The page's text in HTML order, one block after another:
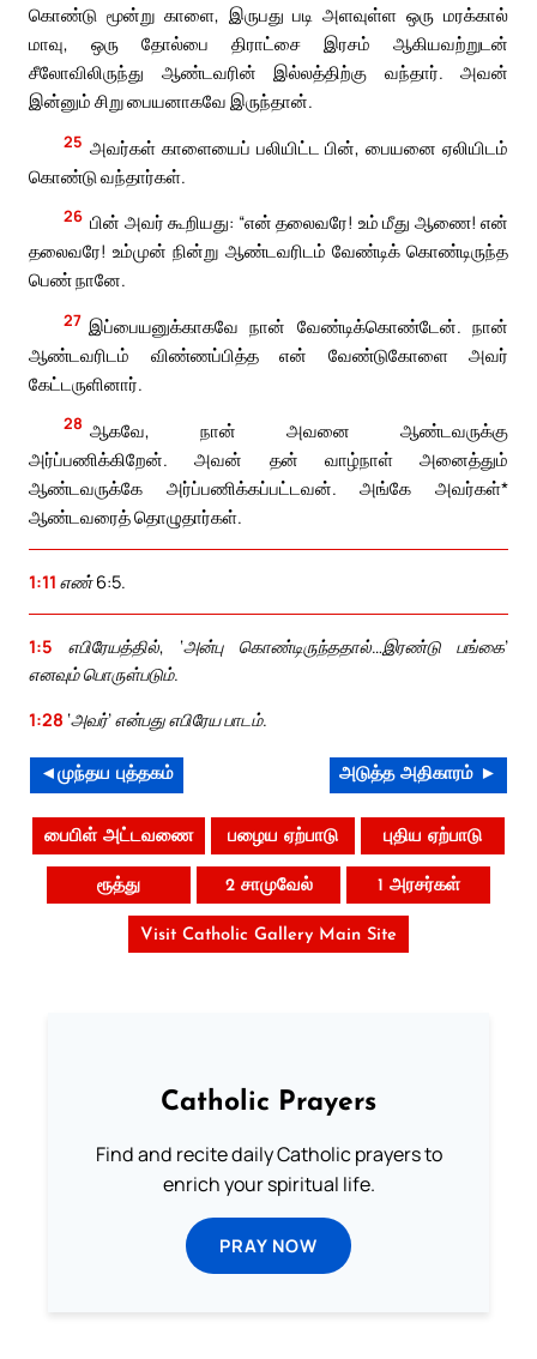
கொண்டு மூன்று காளை, இருபது படி அளவுள்ள ஒரு மரக்கால்
மாவு, ஒரு தோல்பை திராட்சை இரசம் ஆகியவற்றுடன்
சீலோவிலிருந்து ஆண்டவரின் இல்லத்திற்கு வந்தார். அவன்
இன்னும் சிறு பையனாகவே இருந்தான்.
25 அவர்கள் காளையைப் பலியிட்ட பின், பையனை ஏலியிடம்
கொண்டு வந்தார்கள்.
26 பின் அவர் கூறியது: “என் தலைவரே! உம் மீது ஆணை! என்
தலைவரே! உம்முன் நின்று ஆண்டவரிடம் வேண்டிக் கொண்டிருந்த
பெண் நானே.
27 இப்பையனுக்காகவே நான் வேண்டிக்கொண்டேன். நான்
ஆண்டவரிடம் விண்ணப்பித்த என் வேண்டுகோளை அவர்
கேட்டருளினார்.
28 ஆகவே, நான் அவனை ஆண்டவருக்கு
அர்ப்பணிக்கிறேன். அவன் தன் வாழ்நாள் அனைத்தும்
ஆண்டவருக்கே அர்ப்பணிக்கப்பட்டவன். அங்கே அவர்கள்*
ஆண்டவரைத் தொழுதார்கள்.
1:11 எண் 6:5.
1:5
எபிரேயத்தில், ‘அன்பு கொண்டிருந்ததால்…இரண்டு பங்கை’
எனவும் பொருள்படும்.
1:28 ‘அவர்’ என்பது எபிரேய பாடம்.
◄முந்தய புத்தகம் அடுத்த அதிகாரம் ►
பைபிள் அட்டவணை பழைய ஏற்பாடு புதிய ஏற்பாடு
ரூத்து 2 சாமுவேல் 1 அரசர்கள்
Visit Catholic Gallery Main Site
Catholic Prayers
Find and recite daily Catholic prayers to
enrich your spiritual life.
PRAY NOW